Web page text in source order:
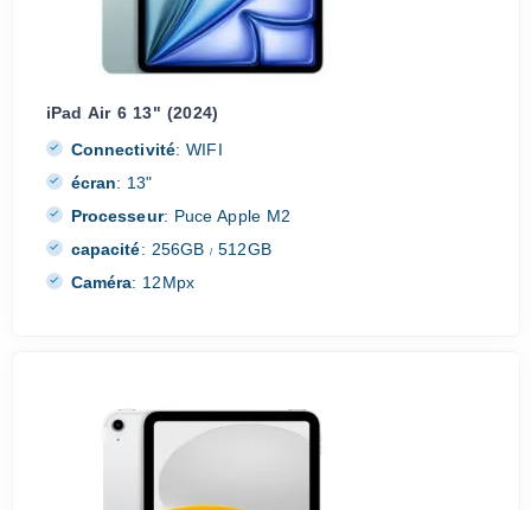
iPad Air 6 13" (2024)
Connectivité: WIFI
écran: 13"
Processeur: Puce Apple M2
capacité: 256GB/ 512GB
Caméra: 12Mpx